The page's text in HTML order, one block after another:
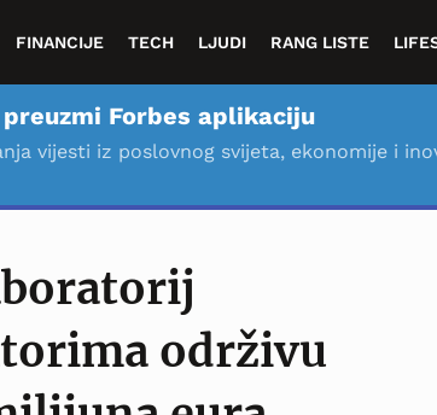
FINANCIJE TECH LJUDI RANG LISTE
Forbes aplikaciju
vijesti iz poslovnog svijeta, ekonomije i
održivu